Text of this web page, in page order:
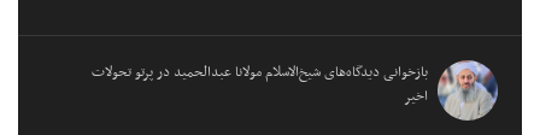
بازخوانی دیدگاه‌های شیخ‌الاسلام مولانا عبدالحمید در پرتو تحولات
اخیر